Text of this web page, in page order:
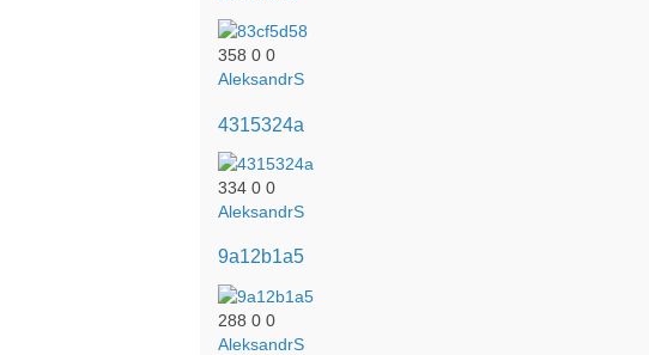
358 0 0
AleksandrS
4315324a
334 0 0
AleksandrS
9a12b1a5
288 0 0
AleksandrS